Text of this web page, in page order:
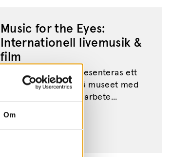
Om
Music for the Eyes:
Internationell livemusik &
film
Under våren 2023 presenteras ett
ambitiöst program på museet med
film och musik, i samarbete...